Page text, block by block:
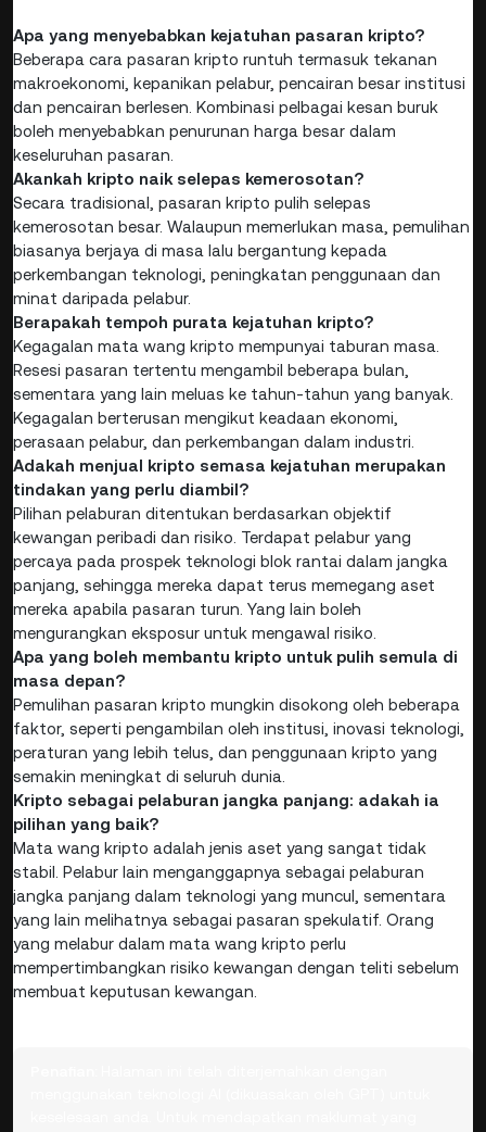
Apa yang menyebabkan kejatuhan pasaran kripto?
Beberapa cara pasaran kripto runtuh termasuk tekanan
makroekonomi, kepanikan pelabur, pencairan besar institusi
dan pencairan berlesen. Kombinasi pelbagai kesan buruk
boleh menyebabkan penurunan harga besar dalam
keseluruhan pasaran.
Akankah kripto naik selepas kemerosotan?
Secara tradisional, pasaran kripto pulih selepas
kemerosotan besar. Walaupun memerlukan masa, pemulihan
biasanya berjaya di masa lalu bergantung kepada
perkembangan teknologi, peningkatan penggunaan dan
minat daripada pelabur.
Berapakah tempoh purata kejatuhan kripto?
Kegagalan mata wang kripto mempunyai taburan masa.
Resesi pasaran tertentu mengambil beberapa bulan,
sementara yang lain meluas ke tahun-tahun yang banyak.
Kegagalan berterusan mengikut keadaan ekonomi,
perasaan pelabur, dan perkembangan dalam industri.
Adakah menjual kripto semasa kejatuhan merupakan
tindakan yang perlu diambil?
Pilihan pelaburan ditentukan berdasarkan objektif
kewangan peribadi dan risiko. Terdapat pelabur yang
percaya pada prospek teknologi blok rantai dalam jangka
panjang, sehingga mereka dapat terus memegang aset
mereka apabila pasaran turun. Yang lain boleh
mengurangkan eksposur untuk mengawal risiko.
Apa yang boleh membantu kripto untuk pulih semula di
masa depan?
Pemulihan pasaran kripto mungkin disokong oleh beberapa
faktor, seperti pengambilan oleh institusi, inovasi teknologi,
peraturan yang lebih telus, dan penggunaan kripto yang
semakin meningkat di seluruh dunia.
Kripto sebagai pelaburan jangka panjang: adakah ia
pilihan yang baik?
Mata wang kripto adalah jenis aset yang sangat tidak
stabil. Pelabur lain menganggapnya sebagai pelaburan
jangka panjang dalam teknologi yang muncul, sementara
yang lain melihatnya sebagai pasaran spekulatif. Orang
yang melabur dalam mata wang kripto perlu
mempertimbangkan risiko kewangan dengan teliti sebelum
membuat keputusan kewangan.